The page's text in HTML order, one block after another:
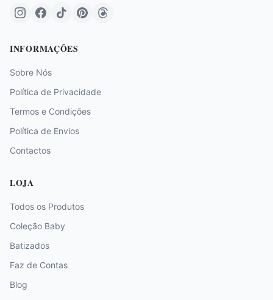
INFORMAÇÕES
Sobre Nós
Política de Privacidade
Termos e Condições
Política de Envios
Contactos
LOJA
Todos os Produtos
Coleção Baby
Batizados
Faz de Contas
Blog